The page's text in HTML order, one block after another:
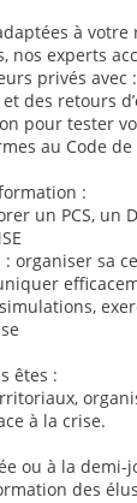
à
nos experts
privés avec :
des retours
pour tester
au Code
:
un PCS, un
organiser sa
êtes :
à la crise.
ou à la demi-
des